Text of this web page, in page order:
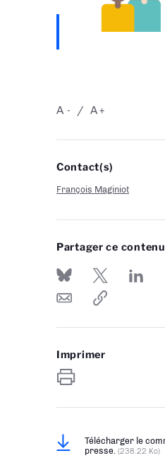
-
A +
A
Contact(s)
François Maginiot
Partager ce contenu
Imprimer
Télécharger le
presse. (238.22 Ko)